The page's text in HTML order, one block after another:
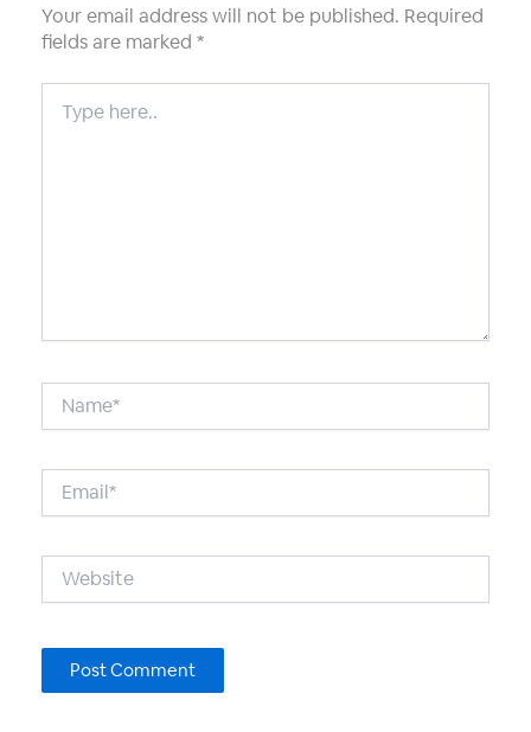
Your email address will not be published. Required
fields are marked *
here..
Website